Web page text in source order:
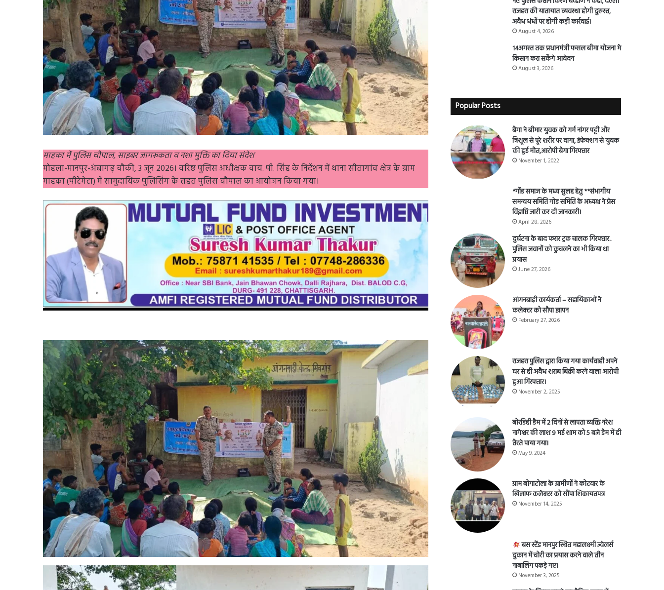
माहका में पुलिस चौपाल, साइबर जागरूकता व नशा मुक्ति का दिया संदेश
मोहला-मानपुर-अंबागढ़ चौकी, 3 जून 2026। वरिष्ठ पुलिस अधीक्षक वाय. पी. सिंह के निर्देशन में थाना सीतागांव क्षेत्र के ग्राम
माहका (पीटेमेटा) में सामुदायिक पुलिसिंग के तहत पुलिस चौपाल का आयोजन किया गया।
राजहरा की यातायात व्यवस्था होगी दुरुस्त,
अवैध धंधों पर होगी कड़ी कार्रवाई।
August 4, 2026
14अगस्त तक प्रधानमंत्री फसल बीमा योजना मे
किसान करा सकेंगे आवेदन
August 3, 2026
Popular Posts
बैगा ने बीमार युवक को गर्म नांगर पट्टी और
त्रिशूल से पूरे शरीर पर दागा, इंफेक्शन से युवक
की हुई मौत,आरोपी बैगा गिरफ्तार
November 1, 2022
*गोंड समाज के मध्य सुलह हेतु **संभागीय
समन्वय समिति गोड समिति के अध्यक्ष ने प्रेस
विज्ञप्ति जारी कर दी जानकारी।
April 28, 2026
दुर्घटना के बाद फरार ट्रक चालक गिरफ्तार..
पुलिस जवानों को कुचलने का भी किया था
प्रयास
June 27, 2026
आंगनबाड़ी कार्यकर्ता – सहायिकाओं नेे
कलेक्टर को सौपा ज्ञापन
February 27, 2026
राजहरा पुलिस द्वारा किया गया कार्यवाही अपने
घर से ही अवैध शराब बिक्री करने वाला आरोपी
हुआ गिरफ्तार।
November 2, 2025
बोरडिही डैम में 2 दिनों से लापता व्यक्ति नरेश
नागेश्वर की लाश 9 मई शाम को 5 बजे डैम में ही
तैरते पाया गया।
May 9, 2024
ग्राम बोगाटोला के ग्रामीणों ने कोटवार के
खिलाफ कलेक्टर को सौंपा शिकायतपत्र
November 14, 2025
बस स्टैंड मानपुर स्थित महालक्ष्मी ज्वेलर्स
दुकान में चोरी का प्रयास करने वाले तीन
नाबालिग पकड़े गए।
November 3, 2025